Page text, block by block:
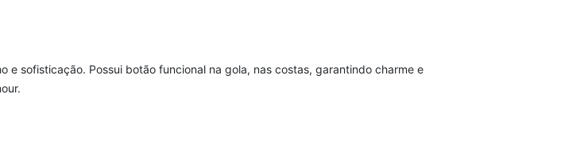
sofisticação. Possui botão funcional na gola, nas costas, garantindo charme e